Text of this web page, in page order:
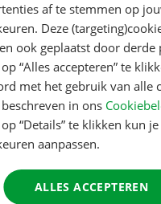
af te stemmen op
Deze
ook geplaatst door derde
“Alles accepteren” te
met het gebruik van alle
in ons
“Details” te klikken kun
aanpassen.
ALLES ACCEPTEREN